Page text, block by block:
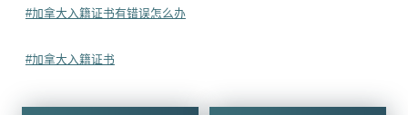
#加拿大入籍证书有错误怎么办
#加拿大入籍证书